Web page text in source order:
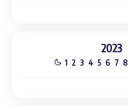
2023
1 2 3 4 5 6 7 8